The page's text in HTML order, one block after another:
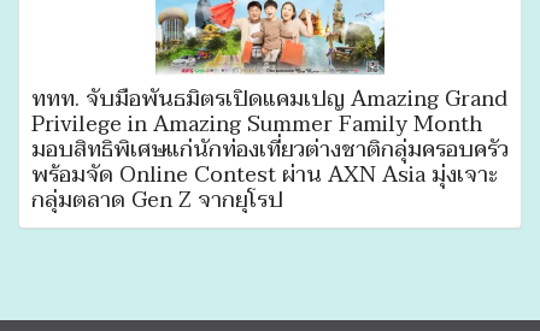
ททท. จับมือพันธมิตรเปิดแคมเปญ Amazing Grand
Privilege in Amazing Summer Family Month
มอบสิทธิพิเศษแก่นักท่องเที่ยวต่างชาติกลุ่มครอบครัว
พร้อมจัด Online Contest ผ่าน AXN Asia มุ่งเจาะ
กลุ่มตลาด Gen Z จากยุโรป